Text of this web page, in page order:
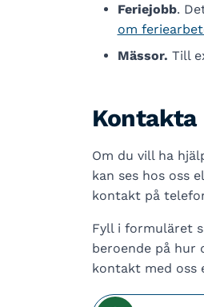
Feriejobb.
om
Mässor. Till
Kontakta
Om du vill ha
kan ses hos oss
kontakt på
Fyll i formuläret
beroende på hur
kontakt med oss